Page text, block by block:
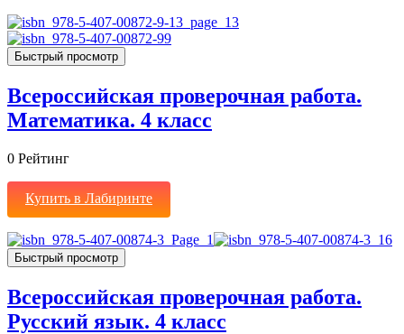
Быстрый просмотр
Всероссийская проверочная работа.
Математика. 4 класс
0 Рейтинг
Купить в Лабиринте
Быстрый просмотр
Всероссийская проверочная работа.
Русский язык. 4 класс